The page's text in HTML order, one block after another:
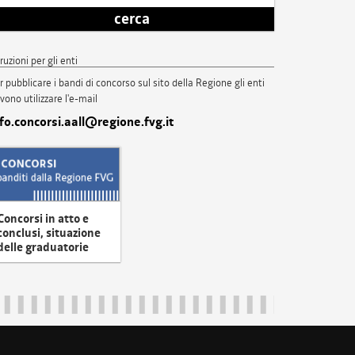
cerca
per gli enti
pubblicare i bandi di concorso sul sito della Regione gli enti
utilizzare l'e-mail
in atto e
situazione
graduatorie